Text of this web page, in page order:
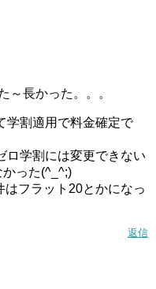
～長かった。。。
学割適用で料金確定で
ロ学割には変更できない
った(^_^;)
はフラット20とかになっ
返信